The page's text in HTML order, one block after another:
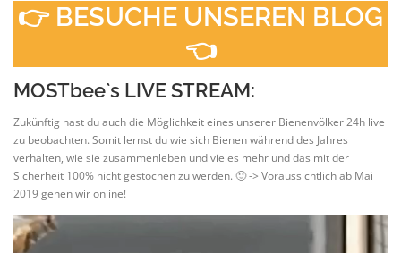
👉 BESUCHE UNSEREN BLOG
👈
MOSTbee`s LIVE STREAM:
Zukünftig hast du auch die Möglichkeit eines unserer Bienenvölker 24h live
zu beobachten. Somit lernst du wie sich Bienen während des Jahres
verhalten, wie sie zusammenleben und vieles mehr und das mit der
Sicherheit 100% nicht gestochen zu werden. 🙂 -> Voraussichtlich ab Mai
2019 gehen wir online!